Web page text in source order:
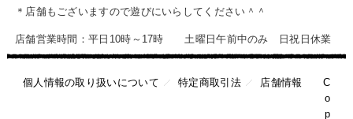
＊店舗もございますので遊びにいらしてください＾＾
店舗営業時間：平日10時～17時 土曜日午前中のみ 日祝日休業
個人情報の取り扱いについて 特定商取引法 店舗情報
C
o
p